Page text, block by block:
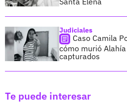
Judiciales
Caso Camila
cómo murió
capturados
Te puede interesar